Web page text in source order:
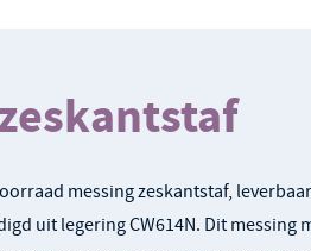
messing zeskantstaf,
uit legering CW614N. Dit messing